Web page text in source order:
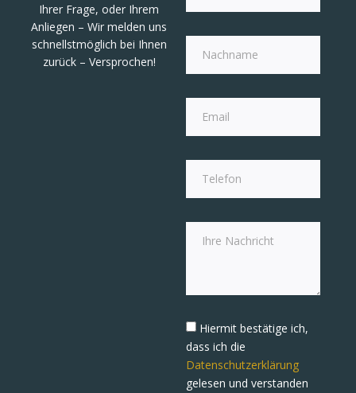
Ihrer Frage, oder Ihrem
Anliegen – Wir melden uns
schnellstmöglich bei Ihnen
zurück – Versprochen!
Hiermit bestätige ich,
dass ich die
Datenschutzerklärung
gelesen und verstanden